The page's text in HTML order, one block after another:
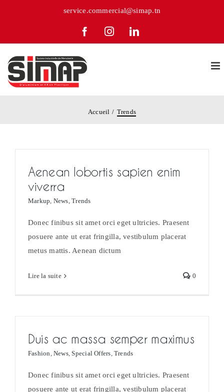
service.commercial@simap.tn
FacebookInstagramLinkedIn
Accueil Trends
Aenean lobortis sapien enim
viverra
Markup, News,Trends
Donec finibus sit amet orci eget ultricies. Praesent
posuere ante ut erat fringilla, vestibulum placerat
metus mattis. Aenean dictum
Lire la suite 0
Duis ac massa semper maximus
Fashion,News,Special Offers, Trends
Donec finibus sit amet orci eget ultricies. Praesent
posuere ante ut erat fringilla, vestibulum placerat